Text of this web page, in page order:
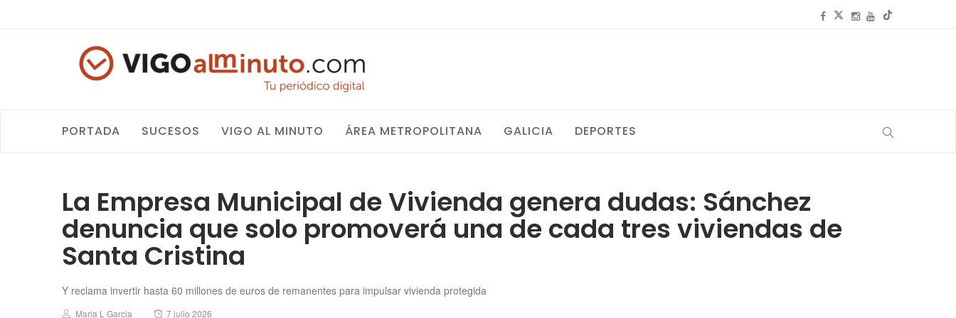
PORTADA SUCESOS VIGO AL MINUTO ÁREA METROPOLITANA GALICIA DEPORTES
La Empresa Municipal de Vivienda genera dudas: Sánchez
denuncia que solo promoverá una de cada tres viviendas de
Santa Cristina
Y reclama invertir hasta 60 millones de euros de remanentes para impulsar vivienda protegida
Author
Maria L Garcia Posted
7 julio 2026